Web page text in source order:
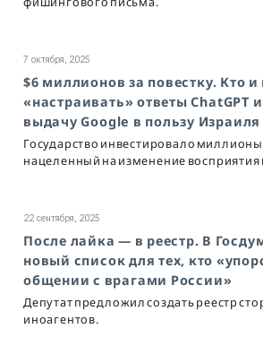
7 октября, 2025
$6 миллионов за повестку. Кто и
«настраивать» ответы ChatGPT
выдачу Google в пользу Израиля
Государство инвестировало миллионы
нацеленный на изменение восприятия
22 сентября, 2025
После лайка — в реестр. В
новый список для тех, кто
общении с врагами России»
Депутат предложил создать реестр
иноагентов.